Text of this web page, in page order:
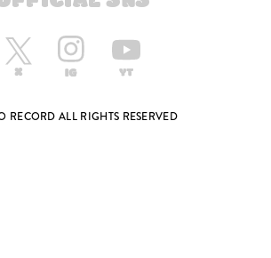
RECORD ALL RIGHTS RESERVED